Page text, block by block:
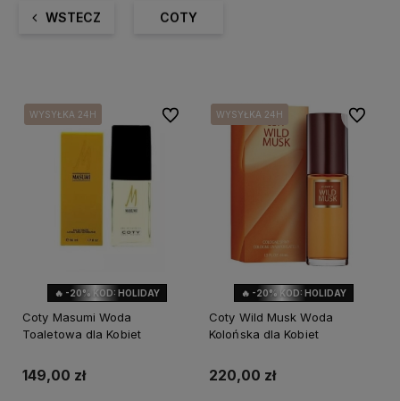
WSTECZ COTY
🔥 -20% KOD: HOLIDAY
WYSYŁKA 24H
WYSYŁKA 24H
Coty Masumi Woda
Toaletowa dla Kobiet
149,00 zł
Do ulubionych
🔥 -20% KOD: HOLIDAY
WYSYŁKA 24H
WYSYŁKA 24H
Coty Wild Musk Woda
Kolońska dla Kobiet
220,00 zł
Do